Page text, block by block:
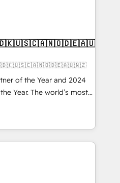
on EMEA - USA
of the Year and 2024
Year. The world’s most
HubSpot Solutions
EMEA, APAC and NAM,
programmes and
AI-powered automation,